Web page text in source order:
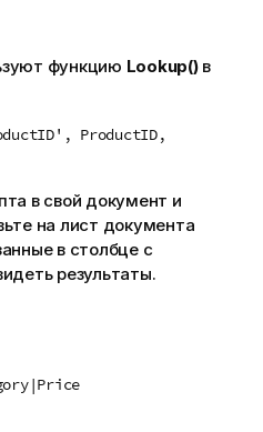
функцию Lookup()в
ProductID,
в свой документ и
на лист документа
в столбце с
результаты.